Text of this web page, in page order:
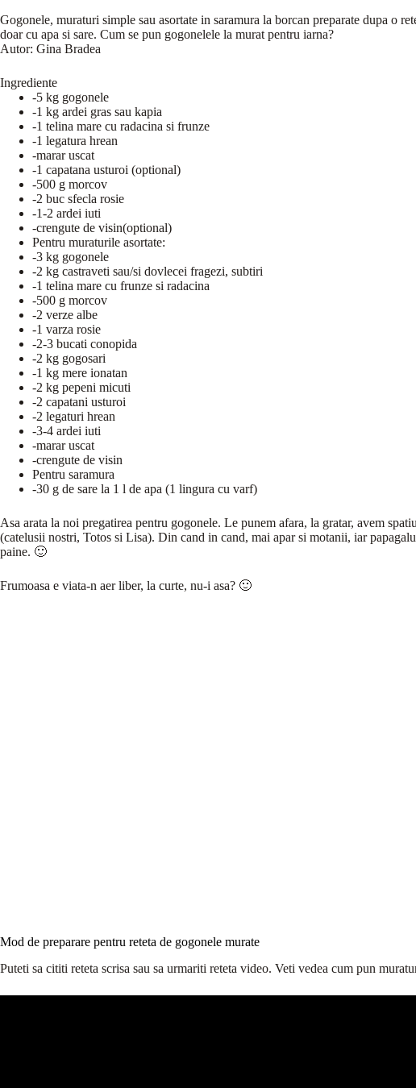
Gogonele, muraturi simple sau asortate in saramura la borcan preparate dupa o
doar cu apa si sare. Cum se pun gogonelele la murat pentru iarna?
Autor: Gina Bradea
Ingrediente
-5 kg gogonele
-1 kg ardei gras sau kapia
-1 telina mare cu radacina si frunze
-1 legatura hrean
-marar uscat
-1 capatana usturoi (optional)
-500 g morcov
-2 buc sfecla rosie
-1-2 ardei iuti
-crengute de visin(optional)
Pentru muraturile asortate:
-3 kg gogonele
-2 kg castraveti sau/si dovlecei fragezi, subtiri
-1 telina mare cu frunze si radacina
-500 g morcov
-2 verze albe
-1 varza rosie
-2-3 bucati conopida
-2 kg gogosari
-1 kg mere ionatan
-2 kg pepeni micuti
-2 capatani usturoi
-2 legaturi hrean
-3-4 ardei iuti
-marar uscat
-crengute de visin
Pentru saramura
-30 g de sare la 1 l de apa (1 lingura cu varf)
Asa arata la noi pregatirea pentru gogonele. Le punem afara, la gratar, avem
(catelusii nostri, Totos si Lisa). Din cand in cand, mai apar si motanii, iar
paine. 🙂
Frumoasa e viata-n aer liber, la curte, nu-i asa? 🙂
Mod de preparare pentru reteta de gogonele murate
Puteti sa cititi reteta scrisa sau sa urmariti reteta video. Veti vedea cum pun